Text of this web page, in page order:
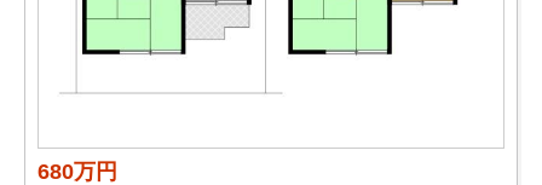
680万円